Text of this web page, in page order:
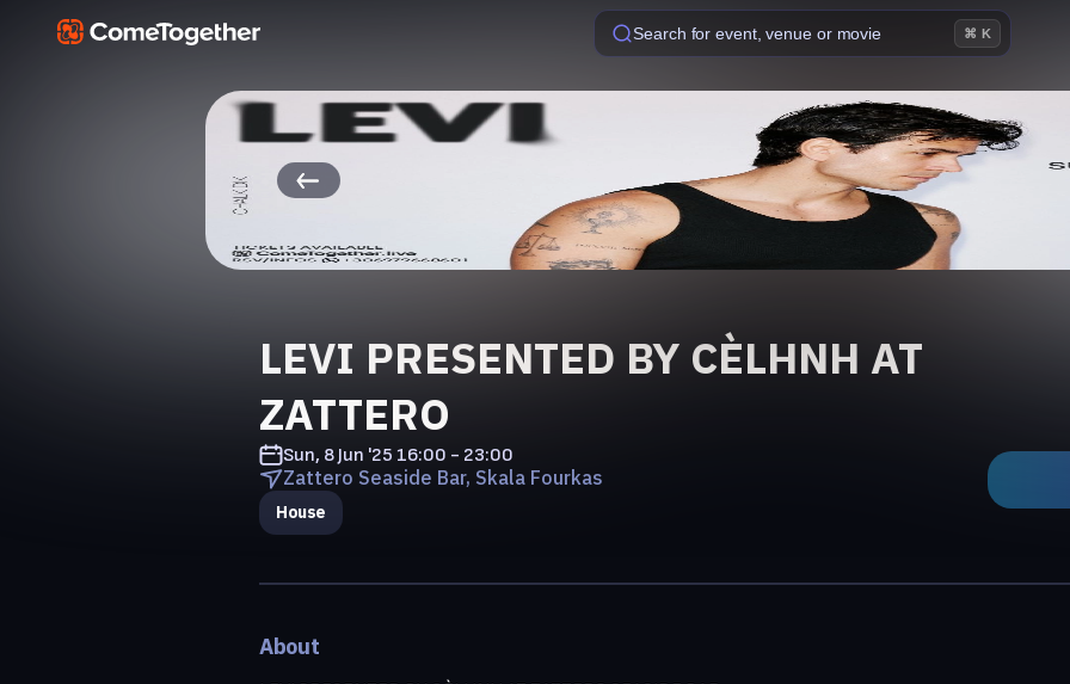
Search for event, venue or movie ⌘ K
LEVI PRESENTED BY CÈLHNH AT
ZATTERO
Sun, 8 Jun '25 16:00 - 23:00
Zattero Seaside Bar, Skala Fourkas
House
About